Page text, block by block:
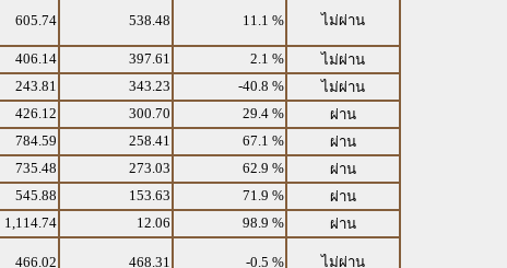
605.74 538.48 11.1 % ไม่ผ่าน
406.14 397.61 2.1 %
ไม่ผ่าน
243.81 343.23 -40.8 %
ไม่ผ่าน
426.12 300.70 29.4 %
ผ่าน
784.59 258.41 67.1 %
ผ่าน
735.48 273.03 62.9 %
ผ่าน
545.88 153.63 71.9 %
ผ่าน
1,114.74 12.06 98.9 %
ผ่าน
466.02 468.31 -0.5 % ไม่ผ่าน